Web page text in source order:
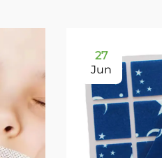
27
Jun